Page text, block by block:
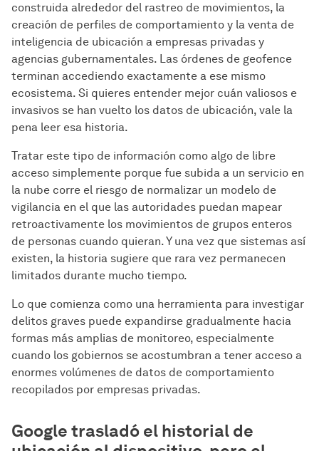
construida alrededor del rastreo de movimientos, la
creación de perfiles de comportamiento y la venta de
inteligencia de ubicación a empresas privadas y
agencias gubernamentales. Las órdenes de geofence
terminan accediendo exactamente a ese mismo
ecosistema. Si quieres entender mejor cuán valiosos e
invasivos se han vuelto los datos de ubicación, vale la
pena leer esa historia.
Tratar este tipo de información como algo de libre
acceso simplemente porque fue subida a un servicio en
la nube corre el riesgo de normalizar un modelo de
vigilancia en el que las autoridades puedan mapear
retroactivamente los movimientos de grupos enteros
de personas cuando quieran. Y una vez que sistemas así
existen, la historia sugiere que rara vez permanecen
limitados durante mucho tiempo.
Lo que comienza como una herramienta para investigar
delitos graves puede expandirse gradualmente hacia
formas más amplias de monitoreo, especialmente
cuando los gobiernos se acostumbran a tener acceso a
enormes volúmenes de datos de comportamiento
recopilados por empresas privadas.
Google trasladó el historial de